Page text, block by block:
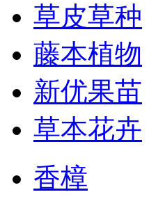
草皮草种
藤本植物
新优果苗
草本花卉
香樟